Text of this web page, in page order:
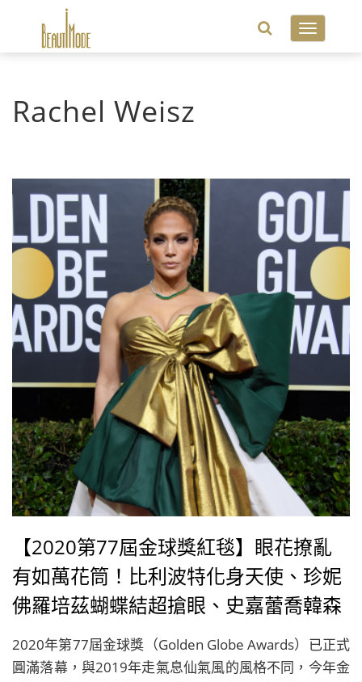
Toggle
Rachel Weisz
【2020第77屆金球獎紅毯】眼花撩亂
有如萬花筒！比利波特化身天使、珍妮
佛羅培茲蝴蝶結超搶眼、史嘉蕾喬韓森
深V禮服展性感
2020年第77屆金球獎（Golden Globe Awards）已正式
圓滿落幕，與2019年走氣息仙氣風的風格不同，今年金